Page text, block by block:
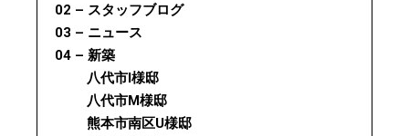
02 – スタッフブログ
03 – ニュース
04 – 新築
八代市I様邸
八代市M様邸
熊本市南区U様邸